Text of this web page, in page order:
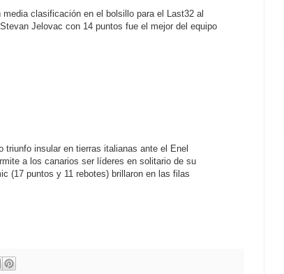
media clasificación en el bolsillo para el Last32 al
Jelovac con 14 puntos fue el mejor del equipo
triunfo insular en tierras italianas ante el Enel
a los canarios ser líderes en solitario de su
(17 puntos y 11 rebotes) brillaron en las filas